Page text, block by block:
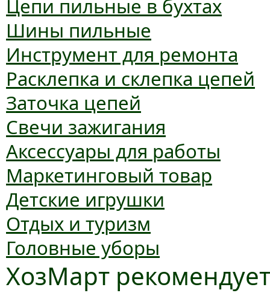
Цепи пильные в бухтах
Шины пильные
Инструмент для ремонта
Расклепка и склепка цепей
Заточка цепей
Свечи зажигания
Аксессуары для работы
Маркетинговый товар
Детские игрушки
Отдых и туризм
Головные уборы
ХозМарт рекомендует